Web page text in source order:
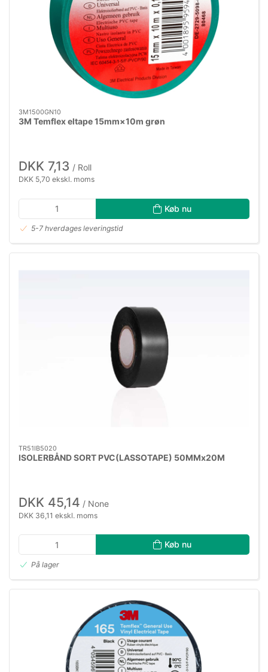
3M1500GN10
3M Temflex eltape 15mm×10m grøn
DKK 7,13 / Roll
DKK 5,70 ekskl. moms
Køb nu
5-7 hverdages leveringstid
TR51IB5020
ISOLERBÅND SORT PVC(LASSOTAPE) 50MMx20M
DKK 45,14 / None
DKK 36,11 ekskl. moms
Køb nu
På lager